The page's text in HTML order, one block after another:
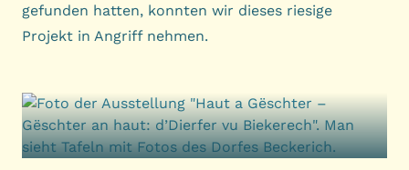
gefunden hatten, konnten wir dieses riesige
Projekt in Angriff nehmen.